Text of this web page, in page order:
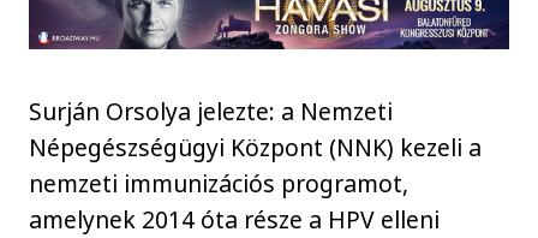
Surján Orsolya jelezte: a Nemzeti
Népegészségügyi Központ (NNK) kezeli a
nemzeti immunizációs programot,
amelynek 2014 óta része a HPV elleni